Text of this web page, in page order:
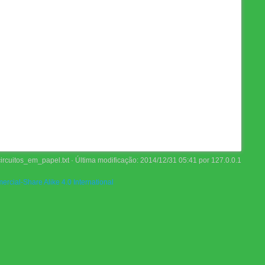
· Última modificação: 2014/12/31 05:41 por 127.0.0.1
Share Alike 4.0 International